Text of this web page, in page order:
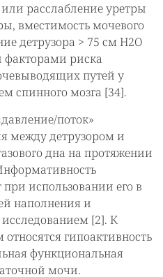
расслабление уретры
вместимость мочевого
детрузора > 75 см H2O
риска
путей у
спинного мозга [34].
поток»
между детрузором и
дна на протяжении
при использовании его в
наполнения и
[2]. К
гипоактивность
функциональная
мочи.